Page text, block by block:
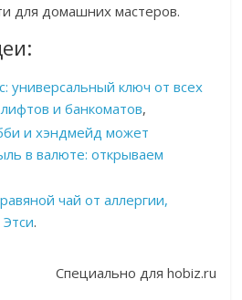
для домашних мастеров.
универсальный ключ от всех
и банкоматов,
и хэндмейд может
в валюте: открываем
чай от аллергии,
.
Специально для hobiz.ru